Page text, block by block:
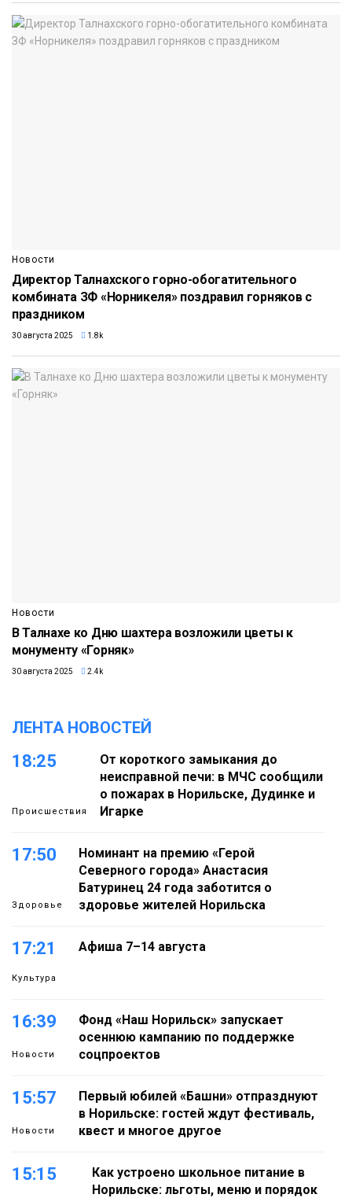
Новости
Директор Талнахского горно-обогатительного
комбината ЗФ «Норникеля» поздравил горняков с
праздником
30 августа 2025 1.8k
Новости
В Талнахе ко Дню шахтера возложили цветы к
монументу «Горняк»
30 августа 2025 2.4k
ЛЕНТА НОВОСТЕЙ
18:25
Происшествия
От короткого замыкания до
неисправной печи: в МЧС сообщили
о пожарах в Норильске, Дудинке и
Игарке
17:50
Здоровье
Номинант на премию «Герой
Северного города» Анастасия
Батуринец 24 года заботится о
здоровье жителей Норильска
17:21
Культура
Афиша 7–14 августа
16:39
Новости
Фонд «Наш Норильск» запускает
осеннюю кампанию по поддержке
соцпроектов
15:57
Новости
Первый юбилей «Башни» отпразднуют
в Норильске: гостей ждут фестиваль,
квест и многое другое
15:15
Как устроено школьное питание в
Норильске: льготы, меню и порядок